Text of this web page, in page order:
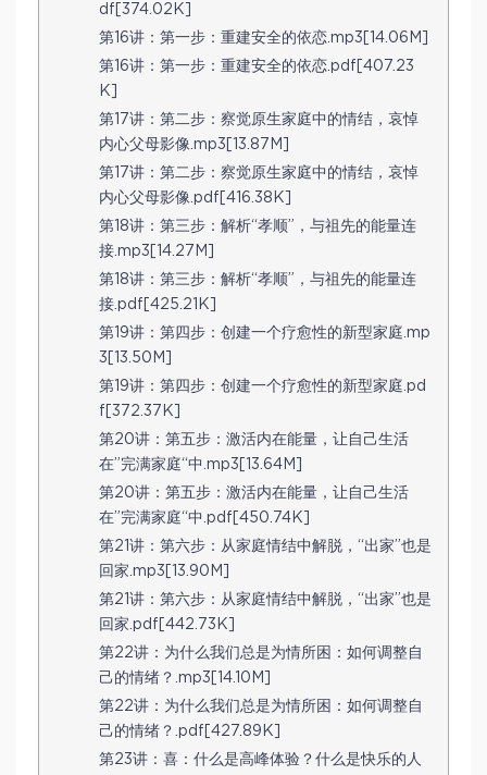
df[374.02K]
第16讲：第一步：重建安全的依恋.mp3[14.06M]
第16讲：第一步：重建安全的依恋.pdf[407.23
K]
第17讲：第二步：察觉原生家庭中的情结，哀悼
内心父母影像.mp3[13.87M]
第17讲：第二步：察觉原生家庭中的情结，哀悼
内心父母影像.pdf[416.38K]
第18讲：第三步：解析“孝顺”，与祖先的能量连
接.mp3[14.27M]
第18讲：第三步：解析“孝顺”，与祖先的能量连
接.pdf[425.21K]
第19讲：第四步：创建一个疗愈性的新型家庭.mp
3[13.50M]
第19讲：第四步：创建一个疗愈性的新型家庭.pd
f[372.37K]
第20讲：第五步：激活内在能量，让自己生活
在”完满家庭“中.mp3[13.64M]
第20讲：第五步：激活内在能量，让自己生活
在”完满家庭“中.pdf[450.74K]
第21讲：第六步：从家庭情结中解脱，“出家”也是
回家.mp3[13.90M]
第21讲：第六步：从家庭情结中解脱，“出家”也是
回家.pdf[442.73K]
第22讲：为什么我们总是为情所困：如何调整自
己的情绪？.mp3[14.10M]
第22讲：为什么我们总是为情所困：如何调整自
己的情绪？.pdf[427.89K]
第23讲：喜：什么是高峰体验？什么是快乐的人